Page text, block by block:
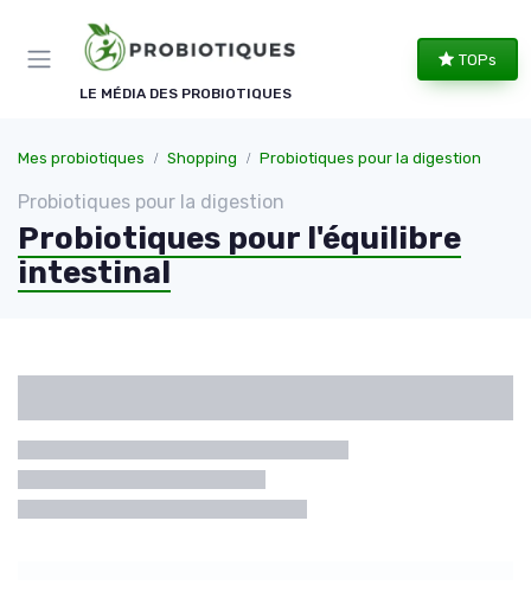
LE MÉDIA DES PROBIOTIQUES
TOPs
Mes probiotiques Shopping Probiotiques pour la digestion
Probiotiques pour la digestion
Probiotiques pour l'équilibre
intestinal